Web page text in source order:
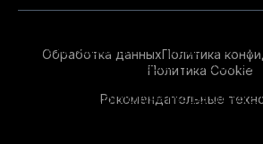
Обработка данныхПолитика
Политика Cookie
Рекомендательные
опыта на нашем сайте. Продолжая
данный сайт, вы соглашаетесь с
технологий. Для получения